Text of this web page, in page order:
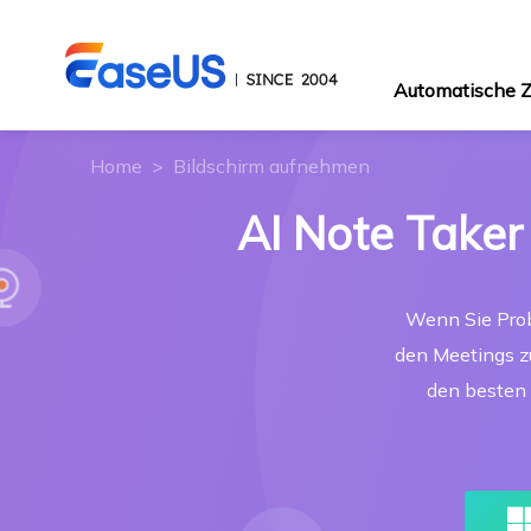
Automatische
Home > Bildschirm aufnehmen
AI Note
Wenn Sie
den Meetings
den besten